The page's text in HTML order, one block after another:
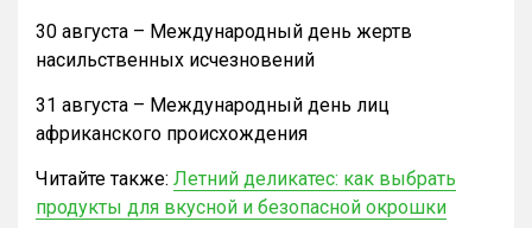
30 августа – Международный день жертв
насильственных исчезновений
31 августа – Международный день лиц
африканского происхождения
Читайте также: Летний деликатес: как выбрать
продукты для вкусной и безопасной окрошки